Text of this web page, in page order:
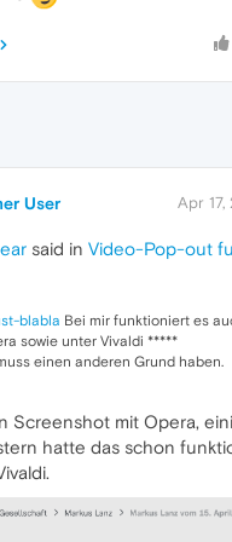
User Apr 17,
said in Video-Pop-out
blabla Bei mir funktioniert es
sowie unter Vivaldi *****
einen anderen Grund haben.
Screenshot mit Opera,
hatte das schon